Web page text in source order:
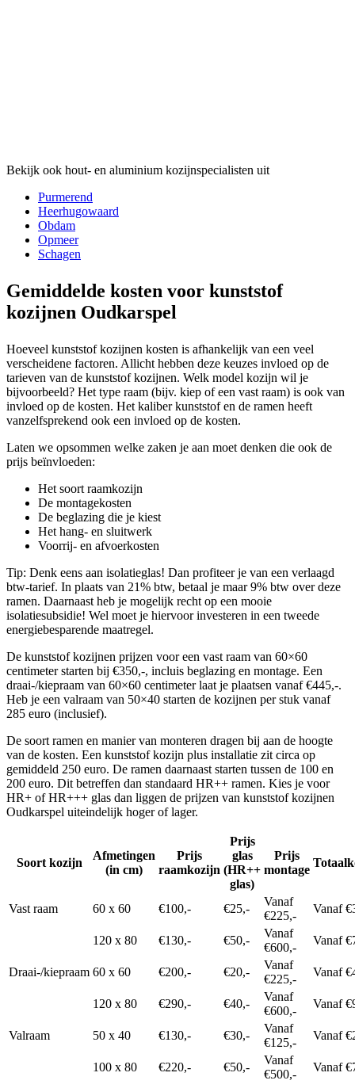
Bekijk ook hout- en aluminium kozijnspecialisten uit
Purmerend
Heerhugowaard
Obdam
Opmeer
Schagen
Gemiddelde kosten voor kunststof
kozijnen Oudkarspel
Hoeveel kunststof kozijnen kosten is afhankelijk van een veel
verscheidene factoren. Allicht hebben deze keuzes invloed op de
tarieven van de kunststof kozijnen. Welk model kozijn wil je
bijvoorbeeld? Het type raam (bijv. kiep of een vast raam) is ook van
invloed op de kosten. Het kaliber kunststof en de ramen heeft
vanzelfsprekend ook een invloed op de kosten.
Laten we opsommen welke zaken je aan moet denken die ook de
prijs beïnvloeden:
Het soort raamkozijn
De montagekosten
De beglazing die je kiest
Het hang- en sluitwerk
Voorrij- en afvoerkosten
Tip: Denk eens aan isolatieglas! Dan profiteer je van een verlaagd
btw-tarief. In plaats van 21% btw, betaal je maar 9% btw over deze
ramen. Daarnaast heb je mogelijk recht op een mooie
isolatiesubsidie! Wel moet je hiervoor investeren in een tweede
energiebesparende maatregel.
De kunststof kozijnen prijzen voor een vast raam van 60×60
centimeter starten bij €350,-, incluis beglazing en montage. Een
draai-/kiepraam van 60×60 centimeter laat je plaatsen vanaf €445,-.
Heb je een valraam van 50×40 starten de kozijnen per stuk vanaf
285 euro (inclusief).
De soort ramen en manier van monteren dragen bij aan de hoogte
van de kosten. Een kunststof kozijn plus installatie zit circa op
gemiddeld 250 euro. De ramen daarnaast starten tussen de 100 en
200 euro. Dit betreffen dan standaard HR++ ramen. Kies je voor
HR+ of HR+++ glas dan liggen de prijzen van kunststof kozijnen
Oudkarspel uiteindelijk hoger of lager.
Soort kozijn
Afmetingen
(in cm)
Prijs
raamkozijn
Prijs
glas
(HR++
glas)
Prijs
montage
Vast raam 60 x 60 €100,- €25,-
Vanaf
€225,-
Vanaf
120 x 80 €130,- €50,-
Vanaf
€600,-
Vanaf
Draai-/kiepraam 60 x 60 €200,- €20,-
Vanaf
€225,-
Vanaf
120 x 80 €290,- €40,-
Vanaf
€600,-
Vanaf
Valraam 50 x 40 €130,- €30,-
Vanaf
€125,-
Vanaf
100 x 80 €220,- €50,-
Vanaf
€500,-
Vanaf